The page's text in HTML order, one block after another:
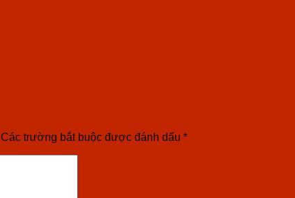
Các trường bắt buộc được đánh dấu *